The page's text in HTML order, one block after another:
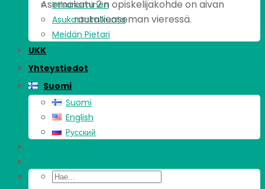
Irtisanominen
Asukastoimikunta
Meidän Pietari
UKK
Yhteystiedot
Suomi
Suomi
English
Pусский
Asemakatu 2:n opiskelijakohde on aivan
rautatieaseman vieressä.